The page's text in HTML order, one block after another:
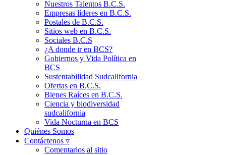
Nuestros Talentos B.C.S.
Empresas líderes en B.C.S.
Postales de B.C.S.
Sitios web en B.C.S.
Sociales B.C.S
¿A donde ir en BCS?
Gobiernos y Vida Política en
BCS
Sustentabilidad Sudcalifornia
Ofertas en B.C.S.
Bienes Raíces en B.C.S.
Ciencia y biodiversidad
sudcalifornia
Vida Nocturna en BCS
Quiénes Somos
Contáctenos ▿
Comentarios al sitio